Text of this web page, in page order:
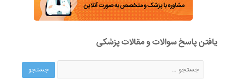
یافتن پاسخ سوالات و مقالات پزشکی